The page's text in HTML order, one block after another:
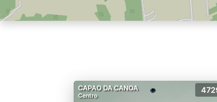
CAPAO DA CANOA
Centro